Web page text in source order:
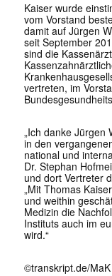
Kaiser wurde
vom Vorstand
damit auf Jürgen
seit September
sind die
vertreten, im
„Ich danke Jürgen
in den
national und
Dr. Stephan
und dort Vertreter
„Mit Thomas
und weithin
Medizin die
Instituts auch im
wird.“
©transkript.de/MaK